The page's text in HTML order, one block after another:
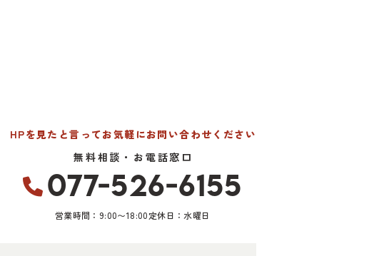
HPを見たと言ってお気軽にお問い合わせください
無料相談・お電話窓口
077-526-6155
営業時間：9:00〜18:00定休日：水曜日